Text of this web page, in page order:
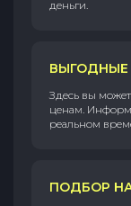
деньги.
ВЫГОДНЫЕ
Здесь вы
ценам.
реальном
ПОДБОР